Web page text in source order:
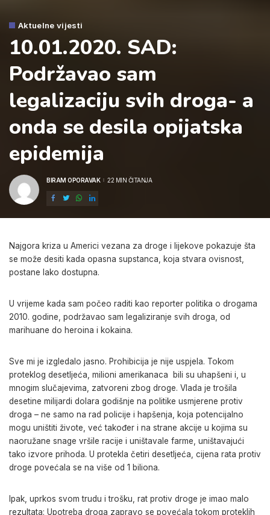
Aktuelne vijesti
10.01.2020. SAD:
Podržavao sam
legalizaciju svih droga- a
onda se desila opijatska
epidemija
POSTED
BIRAM OPORAVAK 22 MIN ČITANJA
Najgora kriza u Americi vezana za droge i lijekove pokazuje šta
se može desiti kada opasna supstanca, koja stvara ovisnost,
postane lako dostupna.
U vrijeme kada sam počeo raditi kao reporter politika o drogama
2010. godine, podržavao sam legaliziranje svih droga, od
marihuane do heroina i kokaina.
Sve mi je izgledalo jasno. Prohibicija je nije uspjela. Tokom
proteklog desetljeća, milioni amerikanaca bili su uhapšeni i, u
mnogim slučajevima, zatvoreni zbog droge. Vlada je trošila
desetine milijardi dolara godišnje na politike usmjerene protiv
droga – ne samo na rad policije i hapšenja, koja potencijalno
mogu uništiti živote, već također i na strane akcije u kojima su
naoružane snage vršile racije i uništavale farme, uništavajući
tako izvore prihoda. U protekla četiri desetljeća, cijena rata protiv
droge povećala se na više od 1 biliona.
Ipak, uprkos svom trudu i trošku, rat protiv droge je imao malo
rezultata: Upotreba droga zapravo se povećala tokom proteklih